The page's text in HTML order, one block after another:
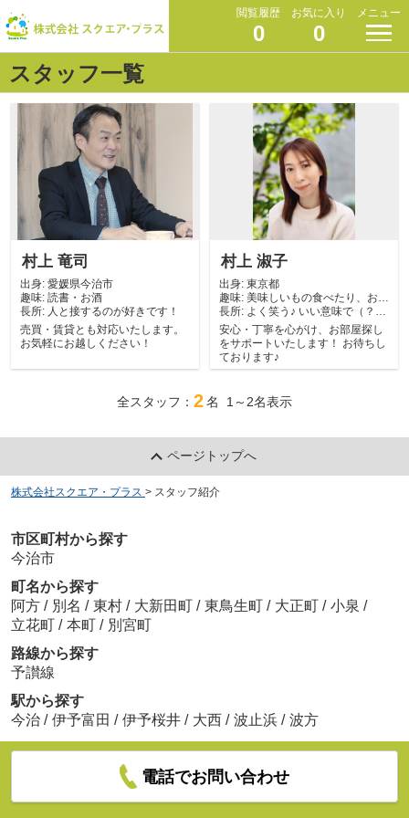
閲覧履歴
0
お気に入り
0
メニュー
スタッフ一覧
村上 竜司
出身: 愛媛県今治市
趣味: 読書・お酒
長所: 人と接するのが好きです！
売買・賃貸とも対応いたします。
お気軽にお越しください！
村上 淑子
出身: 東京都
趣味: 美味しいもの食べたり、お酒
飲んだり♪ 温...
長所: よく笑う♪ いい意味で（？）
諦めが悪い。
安心・丁寧を心がけ、お部屋探し
をサポートいたします！ お待ちし
ております♪
全スタッフ： 2名 1～2名表示
ページトップへ
株式会社スクエア・プラス > スタッフ紹介
市区町村から探す
今治市
町名から探す
阿方 / 別名 / 東村 / 大新田町 / 東鳥生町 / 大正町 / 小泉 /
立花町 / 本町 / 別宮町
路線から探す
予讃線
駅から探す
今治 / 伊予富田 / 伊予桜井 / 大西 / 波止浜 / 波方
電話でお問い合わせ